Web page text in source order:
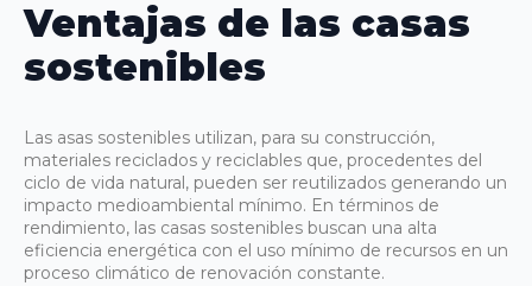
Ventajas de las casas
sostenibles
Las asas sostenibles utilizan, para su construcción,
materiales reciclados y reciclables que, procedentes del
ciclo de vida natural, pueden ser reutilizados generando un
impacto medioambiental mínimo. En términos de
rendimiento, las casas sostenibles buscan una alta
eficiencia energética con el uso mínimo de recursos en un
proceso climático de renovación constante.